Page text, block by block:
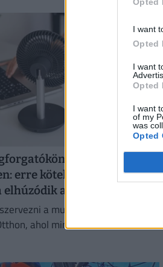
I want
Opted
I want
Opted
I want
of my
was
Opted
teszi a vállalati javadalmazást:
a magyar
erre kötelezhetik a
a hőség
a munkavégzést
ahol mindenki külön hűti a